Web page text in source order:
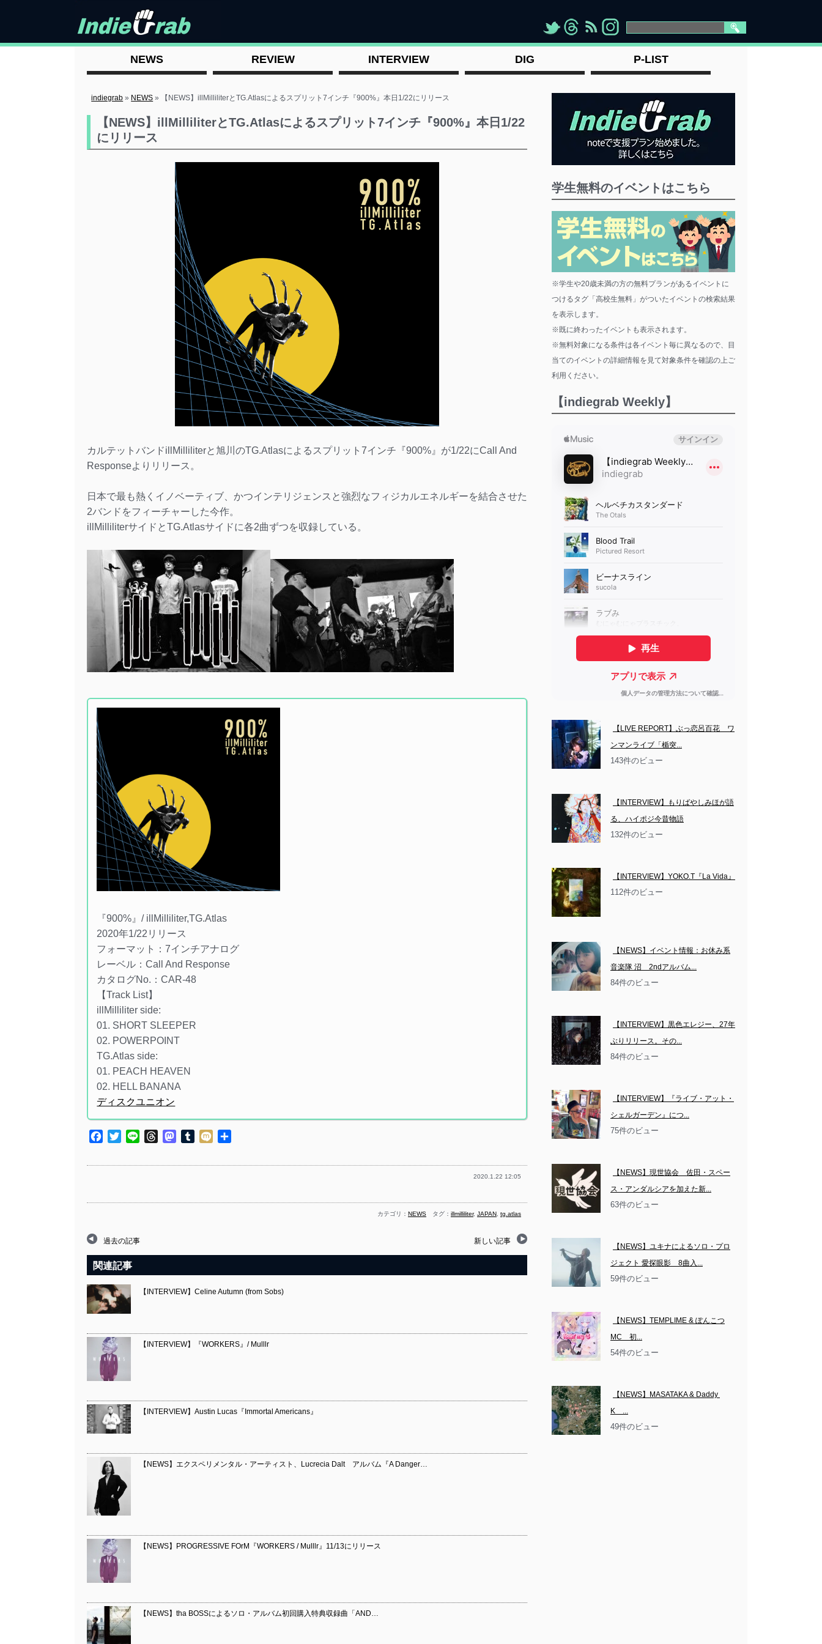
"> "> "> " >
NEWS REVIEW INTERVIEW DIG P-LIST
indiegrab » NEWS » 【NEWS】illMilliliterとTG.Atlasによるスプリット7インチ『900%』本日1/22にリリース
【NEWS】illMilliliterとTG.Atlasによるスプリット7インチ『900%』本日1/22
にリリース
カルテットバンドillMilliliterと旭川のTG.Atlasによるスプリット7インチ『900%』が1/22にCall And
Responseよりリリース。
日本で最も熱くイノベーティブ、かつインテリジェンスと強烈なフィジカルエネルギーを結合させた
2バンドをフィーチャーした今作。
illMilliliterサイドとTG.Atlasサイドに各2曲ずつを収録している。
『900%』/ illMilliliter,TG.Atlas
2020年1/22リリース
フォーマット：7インチアナログ
レーベル：Call And Response
カタログNo.：CAR-48
【Track List】
illMilliliter side:
01. SHORT SLEEPER
02. POWERPOINT
TG.Atlas side:
01. PEACH HEAVEN
02. HELL BANANA
ディスクユニオン
Facebook
TwitterLine ThreadsMastodon
TumblrMixi
2020.1.22 12:05
カテゴリ： NEWS タグ： illmilliliter, JAPAN tg.atlas
過去の記事 新しい記事
関連記事
【INTERVIEW】Celine Autumn (from Sobs)
【INTERVIEW】『WORKERS』/ Mulllr
【INTERVIEW】Austin Lucas『Immortal Americans』
【NEWS】エクスペリメンタル・アーティスト、Lucrecia Dalt アルバム『A Danger…
【NEWS】PROGRESSIVE FOrM『WORKERS / Mulllr』11/13にリリース
【NEWS】tha BOSSによるソロ・アルバム初回購入特典収録曲「AND…
学生無料のイベントはこちら
※学生や20歳未満の方の無料プランがあるイベントに
つけるタグ「高校生無料」がついたイベントの検索結果
を表示します。
※既に終わったイベントも表示されます。
※無料対象になる条件は各イベント毎に異なるので、目
当てのイベントの詳細情報を見て対象条件を確認の上ご
利用ください。
【indiegrab Weekly】
【LIVE REPORT】ぶっ恋呂百花　ワ
ンマンライブ「楯突...
143件のビュー
【INTERVIEW】もりばやしみほが語
る、ハイポジ今昔物語
132件のビュー
【INTERVIEW】YOKO.T『La Vida』
112件のビュー
【NEWS】イベント情報：お休み系
音楽隊 沼　2ndアルバム...
84件のビュー
【INTERVIEW】黒色エレジー、27年
ぶりリリース。その...
84件のビュー
【INTERVIEW】『ライブ・アット・
シェルガーデン』につ...
75件のビュー
【NEWS】現世協会　佐田・スペー
ス・アンダルシアを加えた新...
63件のビュー
【NEWS】ユキナによるソロ・プロ
ジェクト 愛探眼影　8曲入...
59件のビュー
【NEWS】TEMPLIME & ぽんこつ
MC　初...
54件のビュー
【NEWS】MASATAKA & Daddy
K　...
49件のビュー